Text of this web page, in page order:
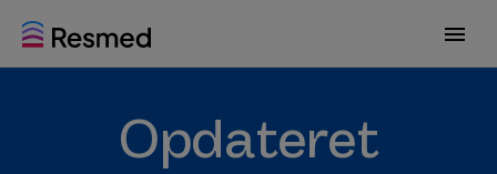
G
o
G
o
Opdateret